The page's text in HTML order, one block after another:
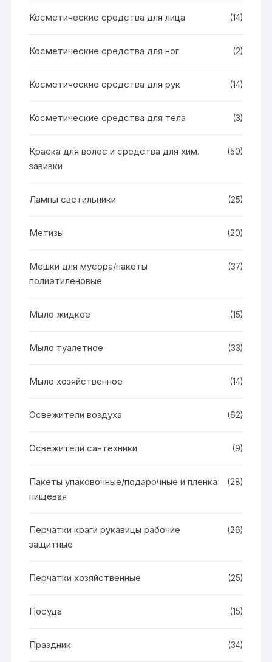
Косметические средства для лица (14)
Косметические средства для ног (2)
Косметические средства для рук (14)
Косметические средства для тела (3)
Краска для волос и средства для хим.
завивки
(50)
Лампы светильники (25)
Метизы (20)
Мешки для мусора/пакеты
полиэтиленовые
(37)
Мыло жидкое (15)
Мыло туалетное (33)
Мыло хозяйственное (14)
Освежители воздуха (62)
Освежители сантехники (9)
Пакеты упаковочные/подарочные и пленка
пищевая
(28)
Перчатки краги рукавицы рабочие
защитные
(26)
Перчатки хозяйственные (25)
Посуда (15)
Праздник (34)